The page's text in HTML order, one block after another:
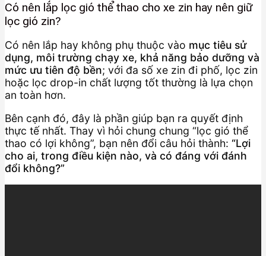
Có nên lắp lọc gió thể thao cho xe zin hay nên giữ
lọc gió zin?
Có nên lắp hay không phụ thuộc vào mục tiêu sử
dụng, môi trường chạy xe, khả năng bảo dưỡng và
mức ưu tiên độ bền; với đa số xe zin đi phố, lọc zin
hoặc lọc drop-in chất lượng tốt thường là lựa chọn
an toàn hơn.
Bên cạnh đó, đây là phần giúp bạn ra quyết định
thực tế nhất. Thay vì hỏi chung chung “lọc gió thể
thao có lợi không”, bạn nên đổi câu hỏi thành: “Lợi
cho ai, trong điều kiện nào, và có đáng với đánh
đổi không?”